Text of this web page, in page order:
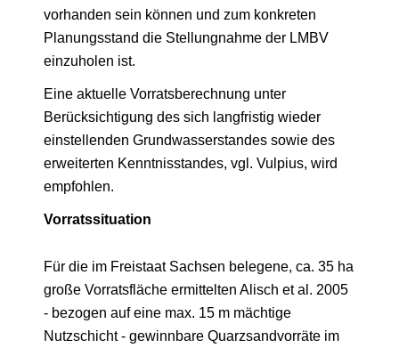
vorhanden sein können und zum konkreten
Planungsstand die Stellungnahme der LMBV
einzuholen ist.
Eine aktuelle Vorratsberechnung unter
Berücksichtigung des sich langfristig wieder
einstellenden Grundwasserstandes sowie des
erweiterten Kenntnisstandes, vgl. Vulpius, wird
empfohlen.
Vorratssituation
Für die im Freistaat Sachsen belegene, ca. 35 ha
große Vorratsfläche ermittelten Alisch et al. 2005
- bezogen auf eine max. 15 m mächtige
Nutzschicht - gewinnbare Quarzsandvorräte im